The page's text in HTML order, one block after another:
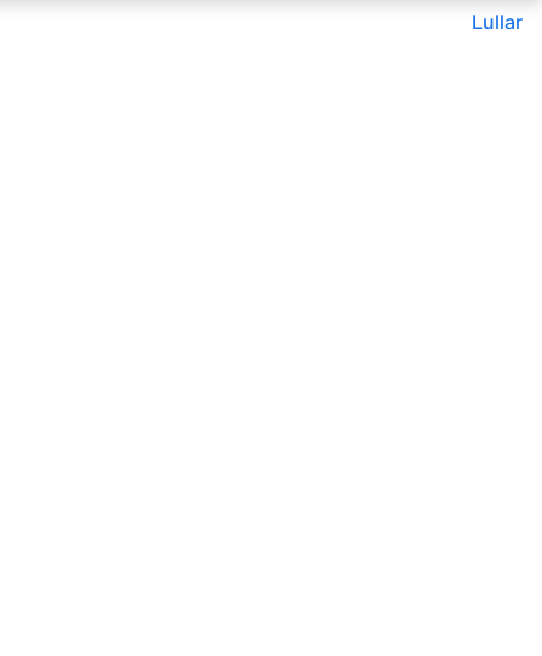
Lullar